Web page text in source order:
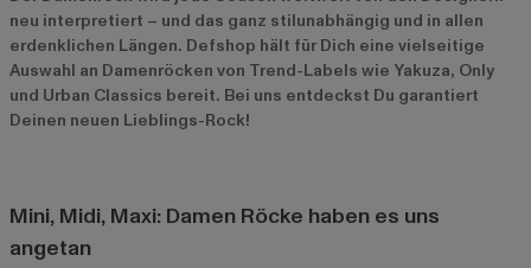
neu interpretiert – und das ganz stilunabhängig und in allen
erdenklichen Längen. Defshop hält für Dich eine vielseitige
Auswahl an Damenröcken von Trend-Labels wie Yakuza, Only
und Urban Classics bereit. Bei uns entdeckst Du garantiert
Deinen neuen Lieblings-Rock!
Mini, Midi, Maxi: Damen Röcke haben es uns
angetan